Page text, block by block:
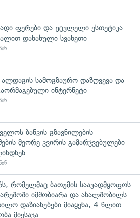
ფერები და უცვლელი ესთეტიკა —
დანახული სვანეთი
ალდაგის სამოგზაურო დაზღვევა და
ინტერნეტი
ბანკის გზავნილების
მეორე კვირის გამარჯვებულები
რომელმაც ბათუმის საავადმყოფოს
იმშობიარა და ახალშობილს
დაზიანებები მიაყენა, 4 წლით
მიესაჯა